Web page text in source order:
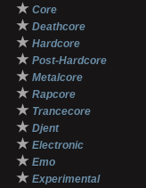
★ Core
★ Deathcore
★ Hardcore
★ Post-Hardcore
★ Metalcore
★ Rapcore
★ Trancecore
★ Djent
★ Electronic
★ Emo
★ Experimental